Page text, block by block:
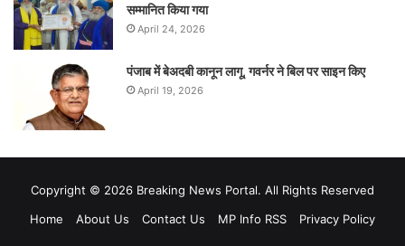
सम्मानित किया गया
April 24, 2026
पंजाब में बेअदबी कानून लागू, गवर्नर ने बिल पर साइन किए
April 19, 2026
Copyright © 2026 Breaking News Portal. All Rights Reserved
Home
About Us Contact Us MP Info RSS Privacy Policy